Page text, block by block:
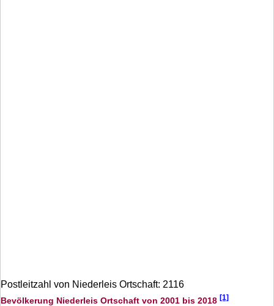
Postleitzahl von Niederleis Ortschaft: 2116
Bevölkerung Niederleis Ortschaft von 2001 bis 2018 [1]